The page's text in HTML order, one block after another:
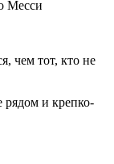
Месси
чем тот, кто не
рядом и крепко-